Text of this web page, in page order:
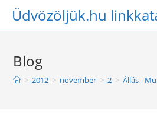
SkipÜdvözöljük.hu
Blog
> 2012 > november > 2 > Állás -